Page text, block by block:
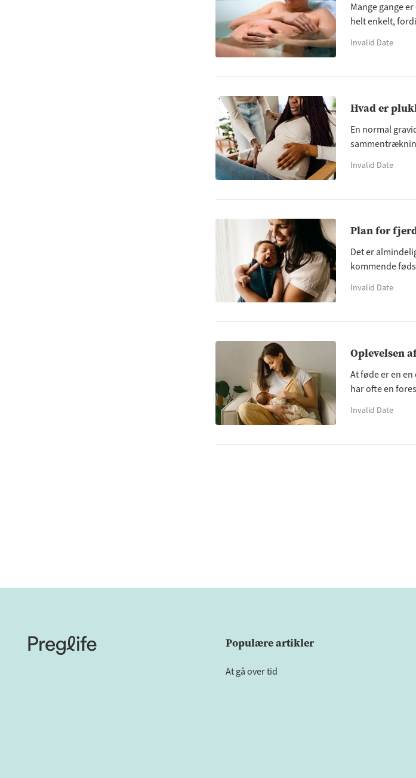
Mange gange
helt enkelt,
Invalid Date
Hvad er
En normal
Invalid Date
Plan for
Det er
kommende
Invalid Date
Oplevelsen
At føde er en
har ofte en
Invalid Date
Populære artikler
At gå over tid